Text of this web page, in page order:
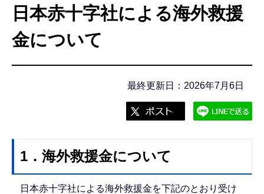
日本赤十字社による海外救援
金について
最終更新日：2026年7月6日
1．海外救援金について
日本赤十字社による海外救援金を下記のとおり受け